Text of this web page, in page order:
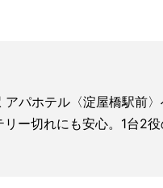
パホテル〈淀屋橋駅前〉
ー切れにも安心。1台2